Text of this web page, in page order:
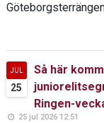
JUL
25
Så här
Ringen-
25 jul 2026 12:51